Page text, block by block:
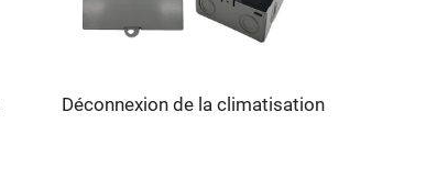
Déconnexion de la climatisation